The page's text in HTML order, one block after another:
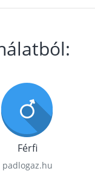
Férfi
padlogaz.hu